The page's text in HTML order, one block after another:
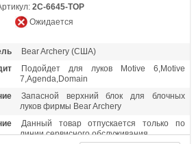
2С-6645-TOP
Ожидается
Bear Archery (США)
Подойдет для луков Motive 6,Motive
7,Agenda,Domain
Запасной верхний блок для блочных
луков фирмы Bear Archery
Данный товар отпускается только по
линии сервисного обслуживания